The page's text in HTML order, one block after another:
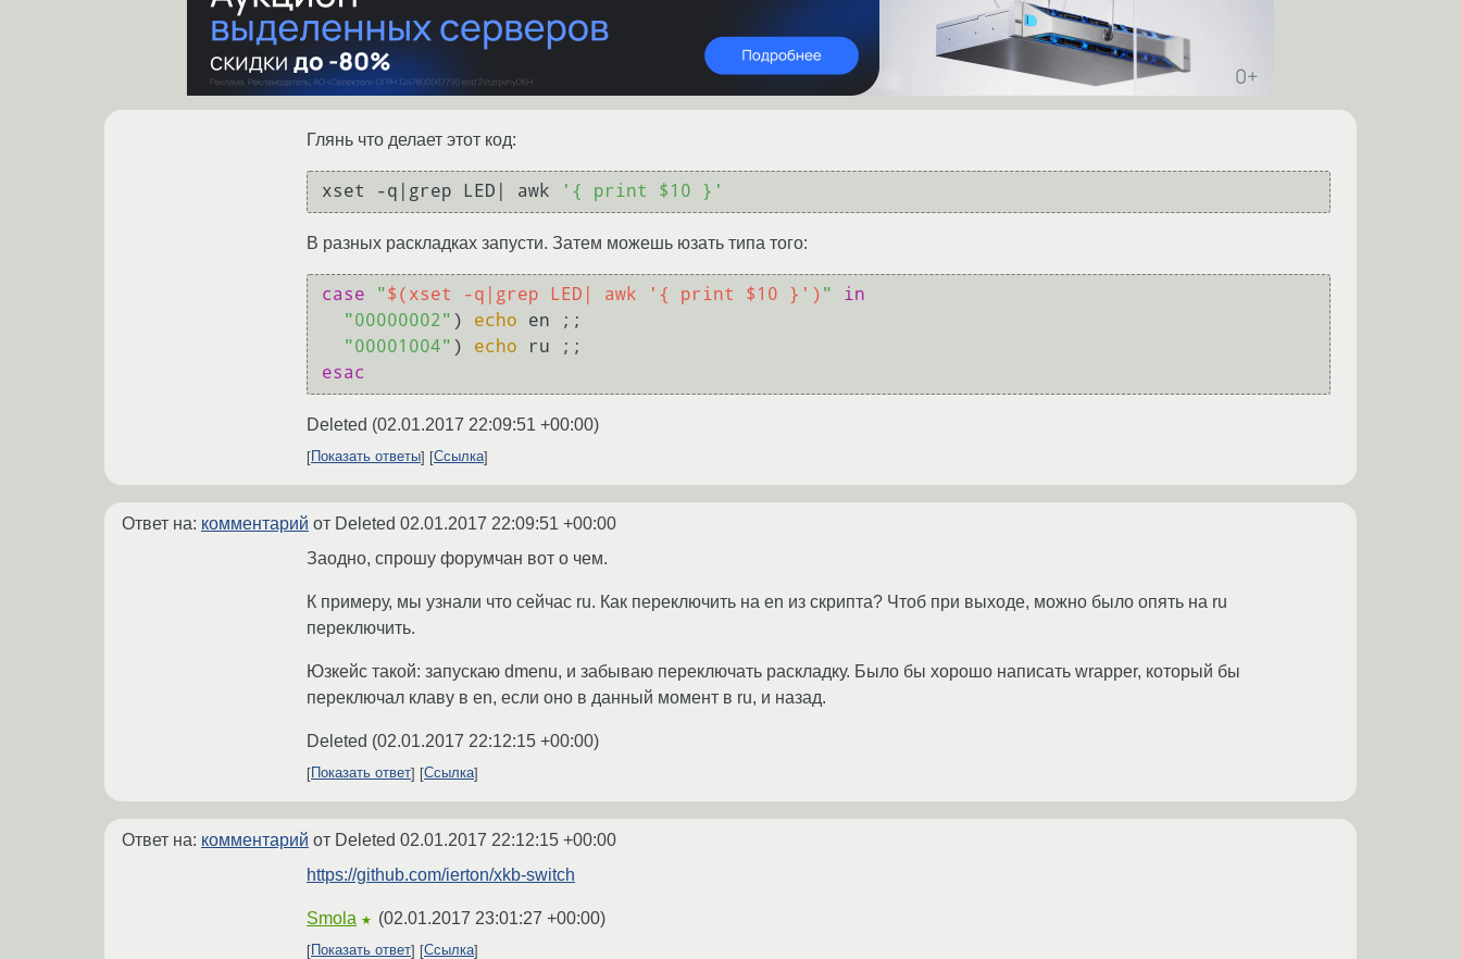
Глянь что делает этот код:
xset -q|grep LED| awk '{ print $10 }'
В разных раскладках запусти. Затем можешь юзать типа того:
case "$(xset -q|grep LED| awk '{ print $10 }') "
in
"00000002" ) echo en ;;
"00001004" ) echo
esac
Deleted (02.01.2017 22:09:51 +00:00)
Показать ответы Ссылка
Ответ на: комментарий от Deleted 02.01.2017 22:09:51 +00:00
Заодно, спрошу форумчан вот о чем.
К примеру, мы узнали что сейчас ru. Как переключить на en из скрипта? Чтоб при выходе, можно было опять на ru
переключить.
Юзкейс такой: запускаю dmenu, и забываю переключать раскладку. Было бы хорошо написать wrapper, который бы
переключал клаву в en, если оно в данный момент в ru, и назад.
Deleted (02.01.2017 22:12:15 +00:00)
Показать ответ Ссылка
Ответ на: комментарий от Deleted 02.01.2017 22:12:15 +00:00
https://github.com/ierton/xkb-switch
Smola ★ (02.01.2017 23:01:27 +00:00)
Показать ответ Ссылка